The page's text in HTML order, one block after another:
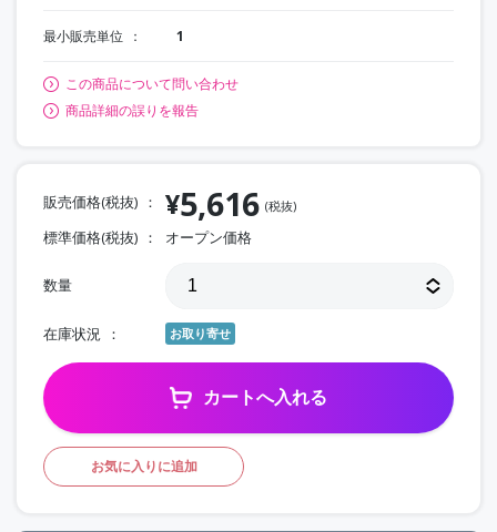
最小販売単位 1
この商品について問い合わせ
商品詳細の誤りを報告
販売価格(税抜) ¥5,616 (税抜)
標準価格(税抜) オープン価格
数量
在庫状況 お取り寄せ
カートへ入れる
お気に入りに追加